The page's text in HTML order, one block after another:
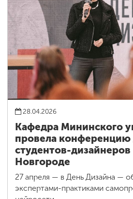
28.04.2026
Кафедра Мининского
провела конференцию
студентов-
Новгороде
27 апреля — в День Дизайна —
экспертами-практиками